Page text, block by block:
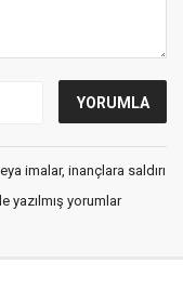
imalar, inançlara saldırı
yazılmış yorumlar